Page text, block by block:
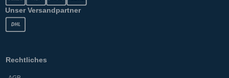
Unser Versandpartner
Rechtliches